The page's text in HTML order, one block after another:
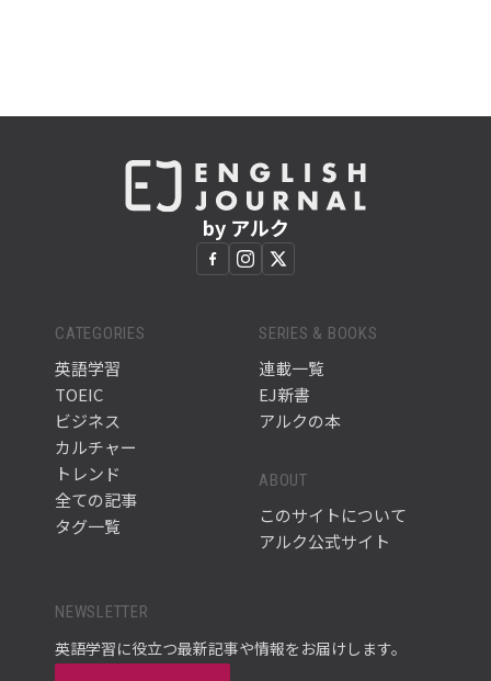
by アルク
CATEGORIES
英語学習
TOEIC
ビジネス
カルチャー
トレンド
全ての記事
タグ一覧
SERIES & BOOKS
連載一覧
EJ新書
アルクの本
ABOUT
このサイトについて
アルク公式サイト
NEWSLETTER
英語学習に役立つ最新記事や情報をお届けします。